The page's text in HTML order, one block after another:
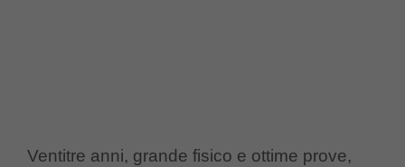
Ventitre anni, grande fisico e ottime prove,